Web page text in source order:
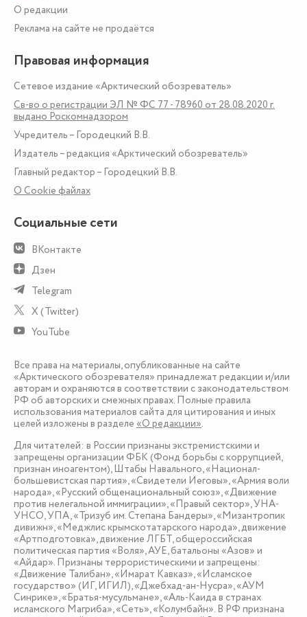
О редакции
Реклама на сайте не продаётся
Правовая информация
Сетевое издание «Арктический обозреватель»
Св-во о регистрации ЭЛ № ФС 77 - 78960 от 28.08.2020 г.
выдано Роскомнадзором
Учредитель – Городецкий В.В.
Издатель – редакция «Арктический обозреватель»
Главный редактор – Городецкий В.В.
О Сookie файлах
Социальные сети
ВКонтакте
Дзен
Telegram
X (Twitter)
YouTube
Все права на материалы, опубликованные на сайте
«Арктического обозревателя» принадлежат редакции и/или
авторам и охраняются в соответствии с законодательством
РФ об авторских и смежных правах. Полные правила
использования материалов сайта для цитирования и иных
целей изложены в разделе «О редакции».
Для читателей: в России признаны экстремистскими и
запрещены организации ФБК (Фонд борьбы с коррупцией,
признан иноагентом), Штабы Навального, «Национал-
большевистская партия», «Свидетели Иеговы», «Армия воли
народа», «Русский общенациональный союз», «Движение
против нелегальной иммиграции», «Правый сектор», УНА-
УНСО, УПА, «Тризуб им. Степана Бандеры», «Мизантропик
дивижн», «Меджлис крымскотатарского народа», движение
«Артподготовка», движение ЛГБТ, общероссийская
политическая партия «Воля», АУЕ, батальоны «Азов» и
«Айдар». Признаны террористическими и запрещены:
«Движение Талибан», «Имарат Кавказ», «Исламское
государство» (ИГ, ИГИЛ), «Джебхад-ан-Нусра», «АУМ
Синрике», «Братья-мусульмане», «Аль-Каида в странах
исламского Магриба», «Сеть», «Колумбайн». В РФ признана